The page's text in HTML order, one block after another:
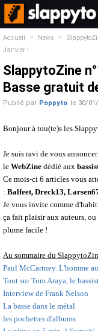
Accueil > News >
Janvier !
SlappytoZine
Basse gratuit
Publié par Poppyto le 30/
Bonjour à tou(te)s les
Je suis ravi de vous
le WebZine dédié aux
Ce mois-ci 6 articles vous
: Balfeet, Dreck13,
Je vous invite comme
ça fait plaisir aux auteurs, ou
plume facile !
Au sommaire du
Paul McCartney. L'homme
Tout sur Tom Araya, le
Interview de Frank Nelson
La basse dans le métal
les pochettes d'albums